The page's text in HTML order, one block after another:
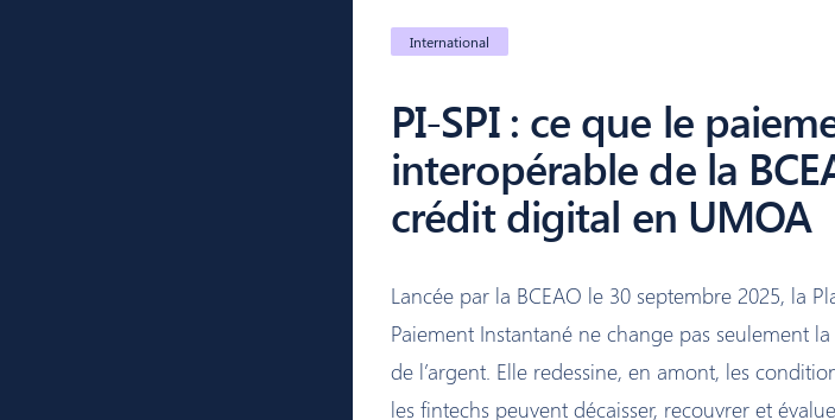
International
PI-SPI : ce que le
interopérable de la
crédit digital en UMOA
Lancée par la BCEAO le 30 septembre 2025, la
Paiement Instantané ne change pas seulement
de l’argent. Elle redessine, en amont, les
les fintechs peuvent décaisser, recouvrer et